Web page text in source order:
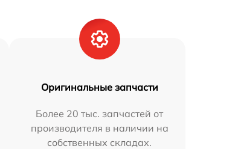
Оригинальные запчасти
Более 20 тыс. запчастей от
производителя в наличии на
собственных складах.